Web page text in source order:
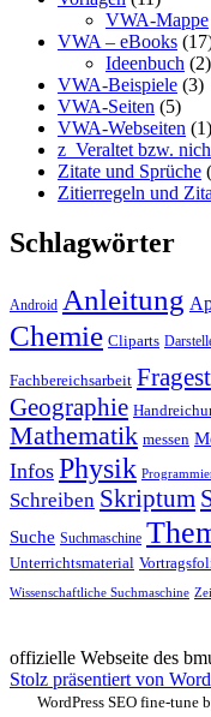
VWA-Mappe
VWA – eBooks
Ideenbuch (2)
VWA-Beispiele (3)
VWA-Seiten (5)
VWA-Webseiten (1)
z_Veraltet bzw.
Zitate und Sprüche
Zitierregeln und
Schlagwörter
Android Anleitung
Chemie Cliparts
Fachbereichsarbeit
Geographie
Mathematik messen
Infos Physik
Schreiben Skriptum
Suche Suchmaschine
Unterrichtsmaterial
Wissenschaftliche Suchmaschine
offizielle Webseite des
Stolz präsentiert von
WordPress SEO fine-tune